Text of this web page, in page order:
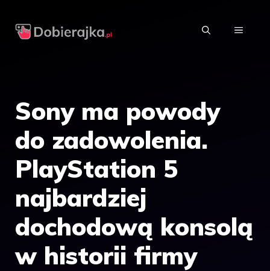
MENU
Sony ma powody
do zadowolenia.
PlayStation 5
najbardziej
dochodową konsolą
w historii firmy